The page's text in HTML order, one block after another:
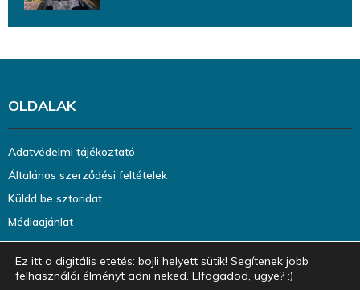
OLDALAK
Adatvédelmi tájékoztató
Általános szerződési feltételek
Küldd be sztoridat
Médiaajánlat
Ez itt a digitális etetés: bojli helyett sütik! Segítenek jobb
felhasználói élményt adni neked. Elfogadod, ugye? :)